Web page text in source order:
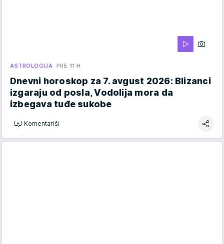
ASTROLOGIJA PRE 11 H
Dnevni horoskop za 7. avgust 2026: Blizanci
izgaraju od posla, Vodolija mora da
izbegava tuđe sukobe
Komentariši